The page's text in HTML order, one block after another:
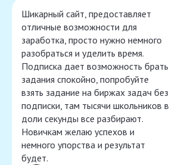
Шикарный сайт, предоставляет
отличные возможности для
заработка, просто нужно немного
разобраться и уделить время.
Подписка дает возможность брать
задания спокойно, попробуйте
взять задание на биржах задач без
подписки, там тысячи школьников в
доли секунды все разбирают.
Новичкам желаю успехов и
немного упорства и результат
будет.